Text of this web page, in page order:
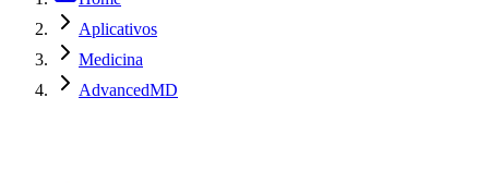
Aplicativos
Medicina
AdvancedMD